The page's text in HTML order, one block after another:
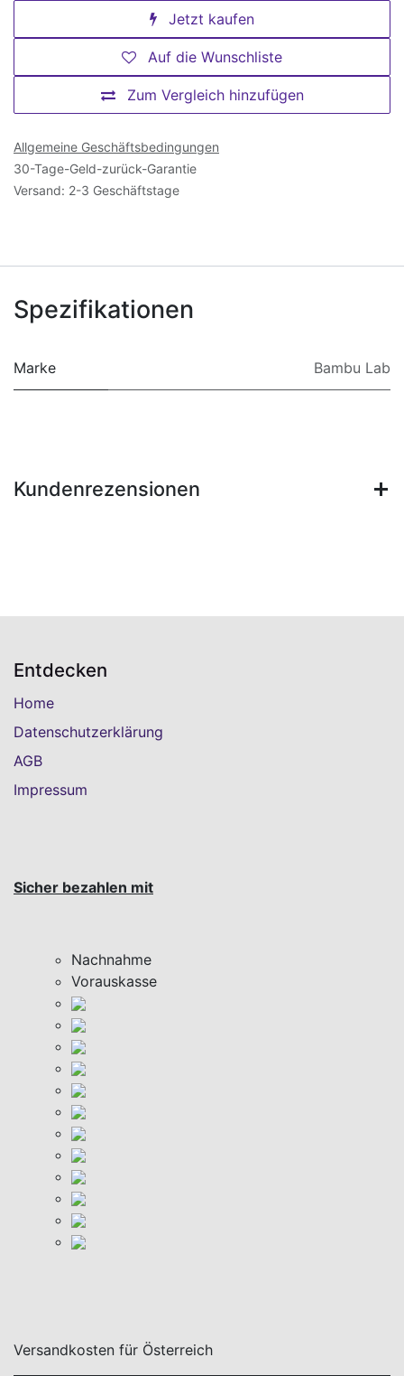
Jetzt kaufen
Zum Vergleich hinzufügen
Auf die Wunschliste
Allgemeine Geschäftsbedingungen
30-Tage-Geld-zurück-Garantie
Versand: 2-3 Geschäftstage
Spezifikationen
Marke Bambu Lab
Kundenrezensionen
Entdecken
Home
Datenschutzerklärung
AGB
Impressum
Sicher bezahlen mit
Nachnahme
Vorauskasse
Versandkosten für Österreich